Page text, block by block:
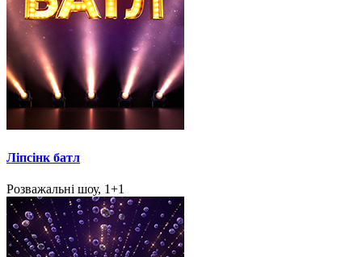
Ліпсінк батл
Розважальні шоу, 1+1